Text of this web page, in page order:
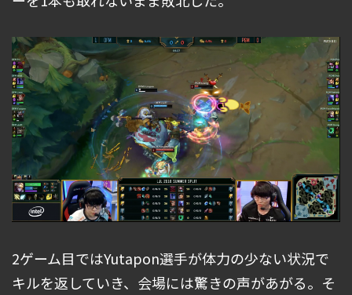
2ゲーム目ではYutapon選手が体力の少ない状況で
キルを返していき、会場には驚きの声があがる。そ